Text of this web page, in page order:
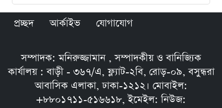
প্রচ্ছদ আর্কাইভ যোগাযোগ
সম্পাদক: মনিরুজ্জামান , সম্পাদকীয় ও বানিজ্যিক
কার্যালয় : বাড়ী - ৩৬৭/এ, ফ্ল্যাট-২বি, রোড়-০৯, বসুন্ধরা
আবাসিক এলাকা, ঢাকা-১২১২। মোবাইল:
+৮৮০১৭১১-৫১৬৬১৮, ইমেইল: নিউজ: